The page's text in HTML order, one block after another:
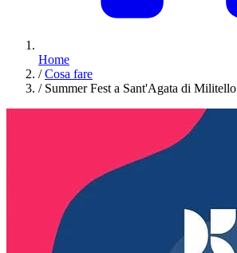
Home
/ Cosa fare
/ Summer Fest a Sant'Agata di Militello